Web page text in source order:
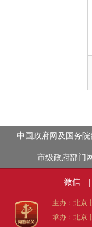
中国政府网及国务
市级政府部门
微信
主办：北京
承办：北京